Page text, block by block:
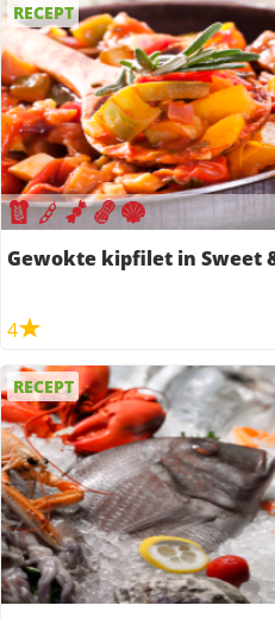
RECEPT
Gewokte kipfilet in Sweet
4
RECEPT